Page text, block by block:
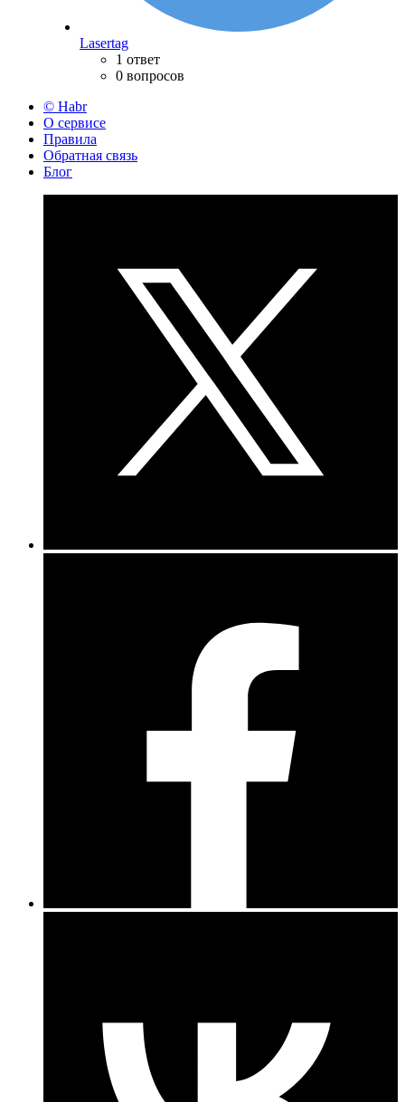
Lasertag
1 ответ
0 вопросов
© Habr
О сервисе
Правила
Обратная связь
Блог